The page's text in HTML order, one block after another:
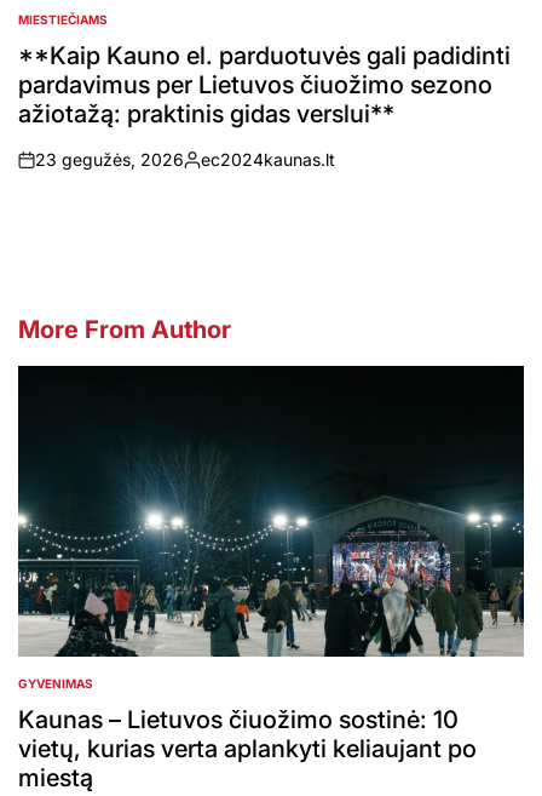
POSTED
MIESTIEČIAMS
**Kaip Kauno el. parduotuvės gali padidinti
pardavimus per Lietuvos čiuožimo sezono
ažiotažą: praktinis gidas verslui**
on
23 gegužės, 2026
Posted
ec2024kaunas.lt
More From Author
POSTED
IN
GYVENIMAS
Kaunas – Lietuvos čiuožimo sostinė: 10
vietų, kurias verta aplankyti keliaujant po
miestą